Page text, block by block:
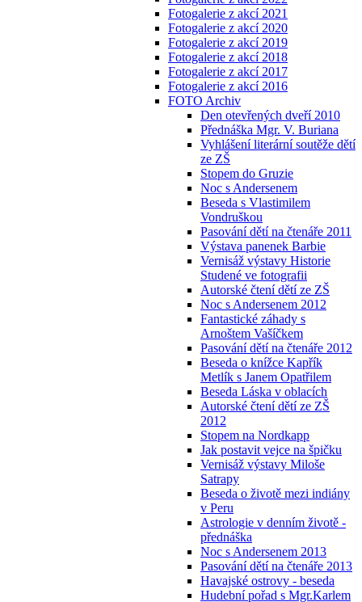
Fotogalerie z akcí 2021
Fotogalerie z akcí 2020
Fotogalerie z akcí 2019
Fotogalerie z akcí 2018
Fotogalerie z akcí 2017
Fotogalerie z akcí 2016
FOTO Archiv
Den otevřených dveří 2010
Přednáška Mgr. V. Buriana
Vyhlášení literární soutěže dětí
ze ZŠ
Stopem do Gruzie
Noc s Andersenem
Beseda s Vlastimilem
Vondruškou
Pasování dětí na čtenáře 2011
Výstava panenek Barbie
Vernisáž výstavy Historie
Studené ve fotografii
Autorské čtení dětí ze ZŠ
Noc s Andersenem 2012
Fantastické záhady s
Arnoštem Vašíčkem
Pasování dětí na čtenáře 2012
Beseda o knížce Kapřík
Metlík s Janem Opatřilem
Beseda Láska v oblacích
Autorské čtení dětí ze ZŠ
2012
Stopem na Nordkapp
Jak postavit vejce na špičku
Vernisáž výstavy Miloše
Satrapy
Beseda o životě mezi indiány
v Peru
Astrologie v denním životě -
přednáška
Noc s Andersenem 2013
Pasování dětí na čtenáře 2013
Havajské ostrovy - beseda
Hudební pořad s Mgr.Karlem